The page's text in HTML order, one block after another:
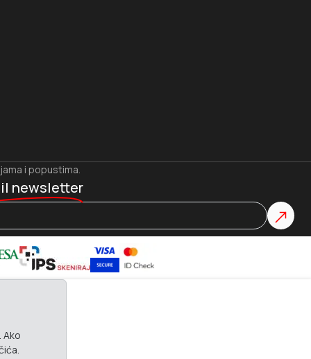
i popustima.
newsletter